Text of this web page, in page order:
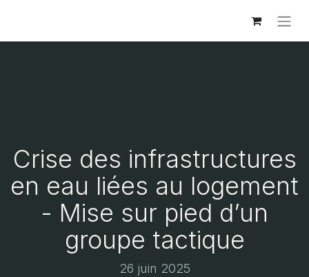
Crise des infrastructures
en eau liées au logement
- Mise sur pied d’un
groupe tactique
26 juin 2025